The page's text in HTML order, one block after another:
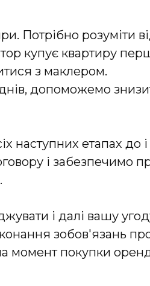
Потрібно розуміти
купує квартиру
з маклером.
допоможемо
наступних етапах до і
і забезпечимо
і далі вашу
зобов'язань
момент покупки